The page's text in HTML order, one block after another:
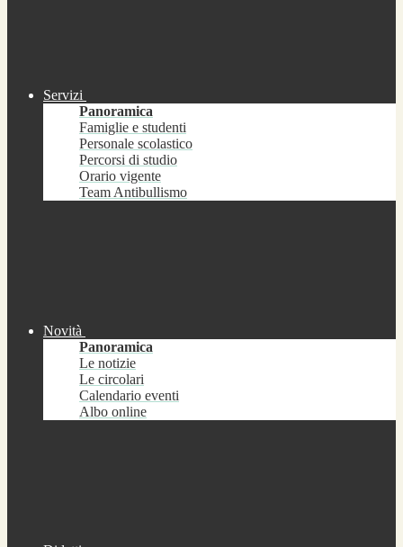
Servizi
Panoramica
Famiglie e studenti
Personale scolastico
Percorsi di studio
Orario vigente
Team Antibullismo
Novità
Panoramica
Le notizie
Le circolari
Calendario eventi
Albo online